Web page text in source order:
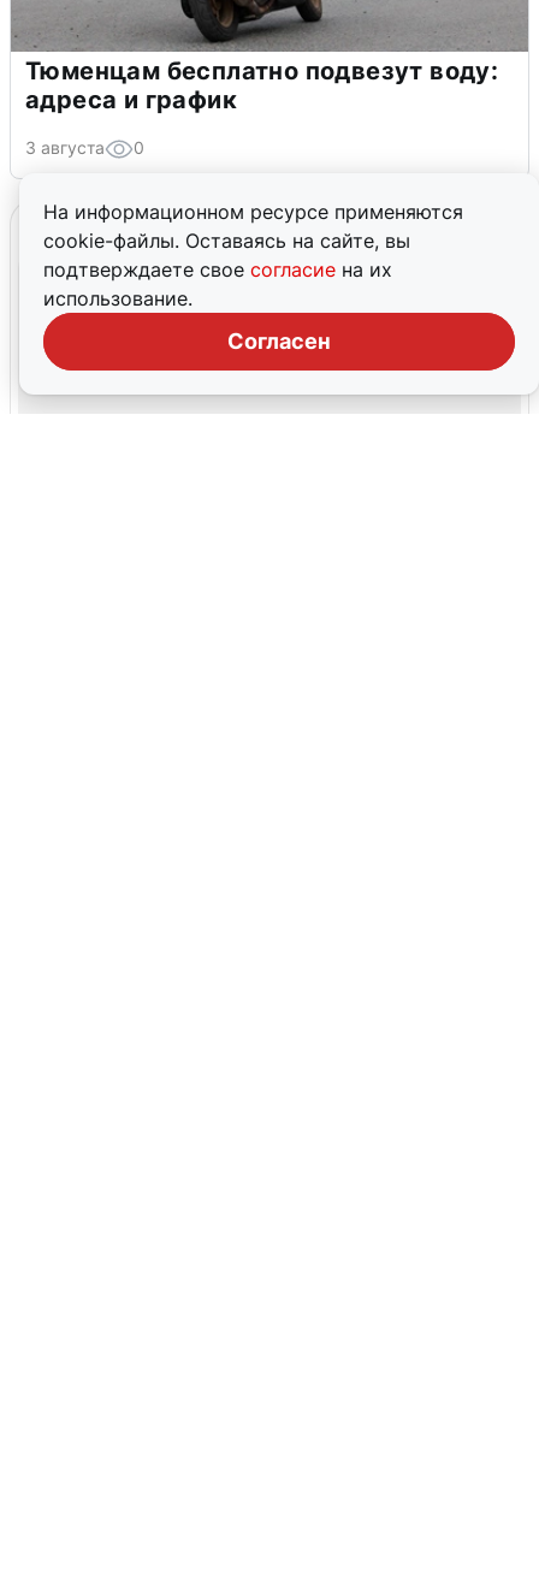
На информационном ресурсе применяются
cookie-файлы. Оставаясь на сайте, вы
подтверждаете свое согласие на их
использование.
Согласен
Тюменцам бесплатно подвезут воду:
адреса и график
3 августа 0